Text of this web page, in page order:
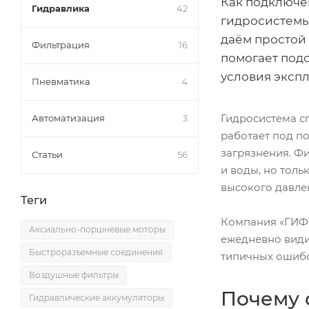
даём
помогает
условия
Гидросистема
работает под
загрязнения.
и воды, но
высокого
Компания
ежедневно
типичных
Почему
Гидравлика 42
Фильтрация 16
Пневматика 4
Автоматизация 3
Статьи 56
Теги
Аксиально-поршневые моторы
Быстроразъемные соединения
Воздушные фильтры
Гидравлические аккумуляторы